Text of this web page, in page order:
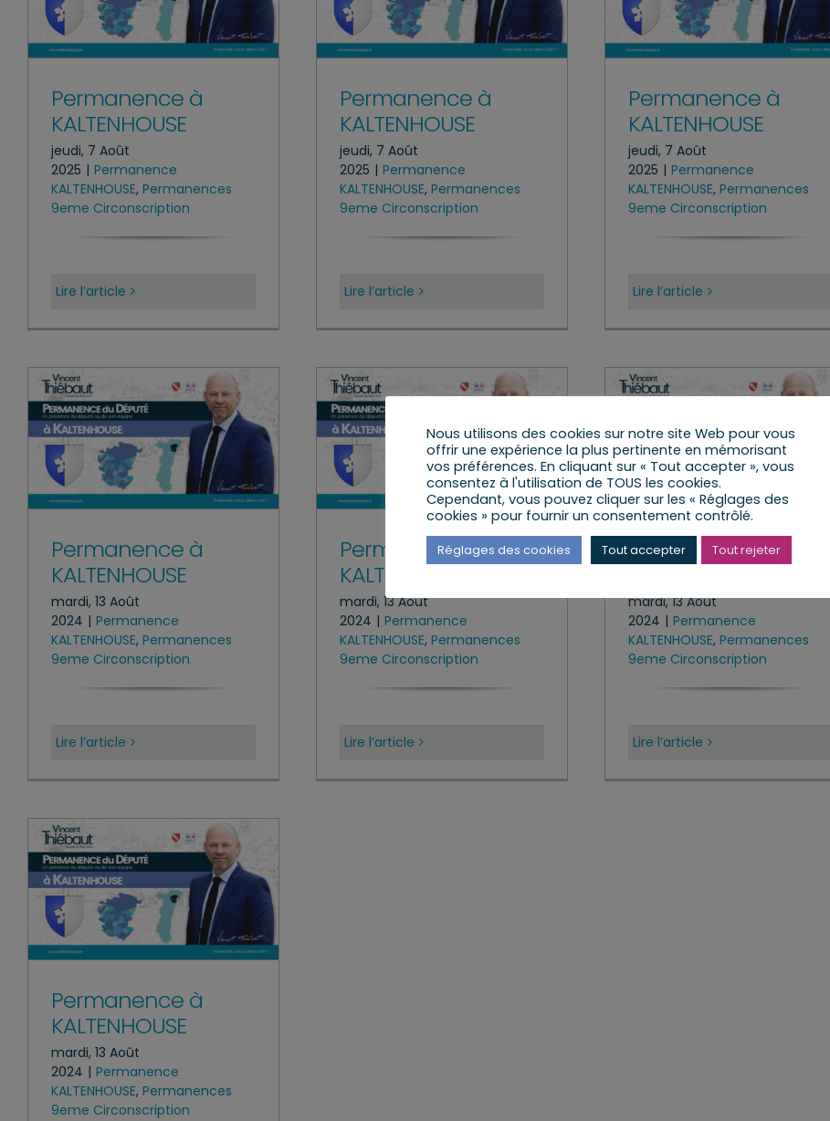
Permanence à
KALTENHOUSE
jeudi, 7 Août
2025 | Permanence
KALTENHOUSE, Permanences
9eme Circonscription
Lire l’article
Permanence à
KALTENHOUSE
jeudi, 7 Août
2025 | Permanence
KALTENHOUSE, Permanences
9eme Circonscription
Lire l’article
Permanence à
KALTENHOUSE
jeudi, 7 Août
2025 | Permanence
KALTENHOUSE, Permanences
9eme Circonscription
Lire l’article
Permanence à
KALTENHOUSE
mardi, 13 Août
2024 | Permanence
KALTENHOUSE, Permanences
9eme Circonscription
Lire l’article
Permanence à
KALTENHOUSE
mardi, 13 Août
2024 | Permanence
KALTENHOUSE, Permanences
9eme Circonscription
Lire l’article
Permanence à
KALTENHOUSE
mardi, 13 Août
2024 | Permanence
KALTENHOUSE, Permanences
9eme Circonscription
Lire l’article
Permanence à
KALTENHOUSE
mardi, 13 Août
2024 | Permanence
KALTENHOUSE, Permanences
9eme Circonscription
Nous utilisons des cookies sur notre site Web pour vous
offrir une expérience la plus pertinente en mémorisant
vos préférences. En cliquant sur « Tout accepter », vous
consentez à l'utilisation de TOUS les cookies.
Cependant, vous pouvez cliquer sur les « Réglages des
cookies » pour fournir un consentement contrôlé.
Réglages des cookies Tout accepter Tout rejeter